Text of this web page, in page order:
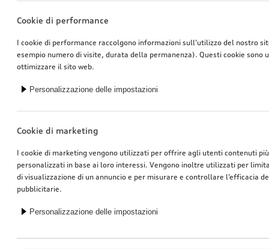
Cookie di performance
I cookie di performance raccolgono informazioni sull’utilizzo del nostro
esempio numero di visite, durata della permanenza). Questi cookie sono
ottimizzare il sito web.
Personalizzazione delle impostazioni
Cookie di marketing
I cookie di marketing vengono utilizzati per offrire agli utenti contenuti
personalizzati in base ai loro interessi. Vengono inoltre utilizzati per
di visualizzazione di un annuncio e per misurare e controllare l’efficacia
pubblicitarie.
Personalizzazione delle impostazioni